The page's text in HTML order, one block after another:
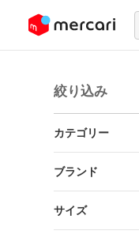
ツにスキップ
絞り込み
カテゴリー
ブランド
サイズ